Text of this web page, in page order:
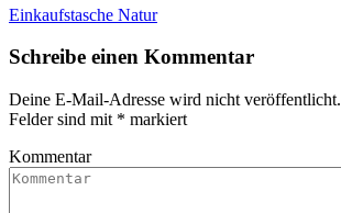
Einkaufstasche Natur
Schreibe einen Kommentar
Deine E-Mail-Adresse wird nicht veröffentlicht.
Felder sind mit * markiert
Kommentar